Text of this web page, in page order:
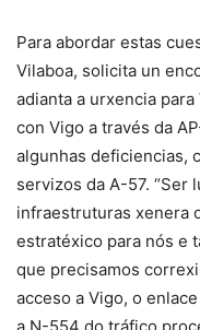
Para abordar estas
Vilaboa, solicita un
adianta a urxencia
con Vigo a través da
algunhas deficiencias,
servizos da A-57. “Ser
infraestruturas xenera
estratéxico para nós e
que precisamos
acceso a Vigo, o